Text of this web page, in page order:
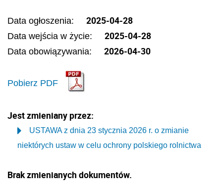
Data ogłoszenia: 2025-04-28
Data wejścia w życie: 2025-04-28
Data obowiązywania: 2026-04-30
Pobierz PDF
Jest zmieniany przez:
USTAWA z dnia 23 stycznia 2026 r. o zmianie
niektórych ustaw w celu ochrony polskiego rolnictwa
Brak zmienianych dokumentów.